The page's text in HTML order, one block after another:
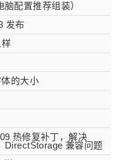
配置推荐组装）
发布
的大小
热修复补丁，解决
DirectStorage 兼容问题